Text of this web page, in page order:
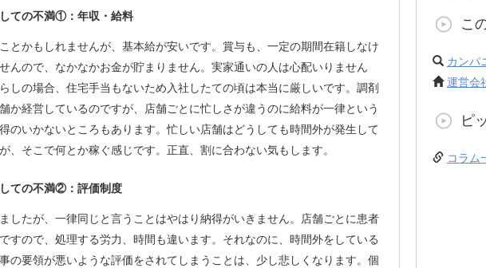
ての不満①：年収・給料
とかもしれませんが、基本給が安いです。賞与も、一定の期間在籍しなけ
んので、なかなかお金が貯まりません。実家通いの人は心配いりません
しの場合、住宅手当もないため入社したての頃は本当に厳しいです。調剤
か経営しているのですが、店舗ごとに忙しさが違うのに給料が一律という
のいかないところもあります。忙しい店舗はどうしても時間外が発生して
、そこで何とか稼ぐ感じです。正直、割に合わない気もします。
ての不満②：評価制度
したが、一律同じと言うことはやはり納得がいきません。店舗ごとに患者
すので、処理する労力、時間も違います。それなのに、時間外をしている
の要領が悪いような評価をされてしまうことは、少し悲しくなります。個
こ
カンパ
運営会
ピ
コラム